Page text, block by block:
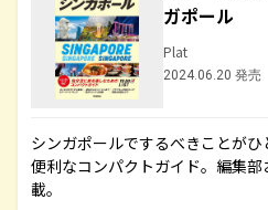
ガポール
Plat
2024.06.20 発売
シンガポールでするべきことが
便利なコンパクトガイド。編集
載。